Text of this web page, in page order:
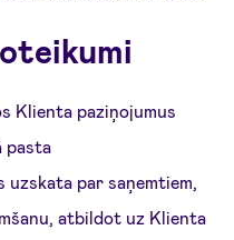
Klienta paziņojumus
pasta
uzskata par saņemtiem,
atbildot uz Klienta